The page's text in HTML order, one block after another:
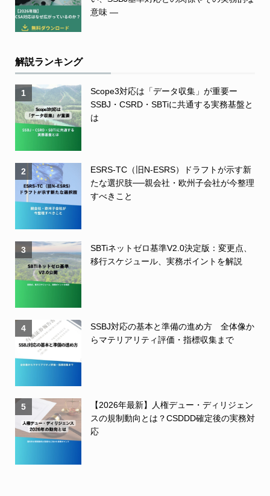
意味 ―
解説ランキング
1
Scope3対応は「データ収集」が重要ー
SSBJ・CSRD・SBTiに共通する実務基盤と
は
2
ESRS-TC（旧N-ESRS）ドラフトが示す新
たな選択肢──親会社・欧州子会社が今整理
すべきこと
3
SBTiネットゼロ基準V2.0決定版：変更点、
移行スケジュール、実務ポイントを解説
4
SSBJ対応の基本と準備の進め方 全体像か
らマテリアリティ評価・指標収集まで
5
【2026年最新】人権デュー・ディリジェン
スの規制動向とは？CSDDD確定後の実務対
応